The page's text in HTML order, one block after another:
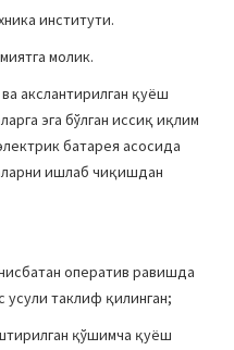
институти.
молик.
акслантирилган қуёш
эга бўлган иссиқ иқлим
батарея асосида
ишлаб чиқишдан
оператив равишда
таклиф қилинган;
қўшимча қуёш